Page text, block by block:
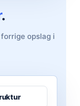
.
opslag i